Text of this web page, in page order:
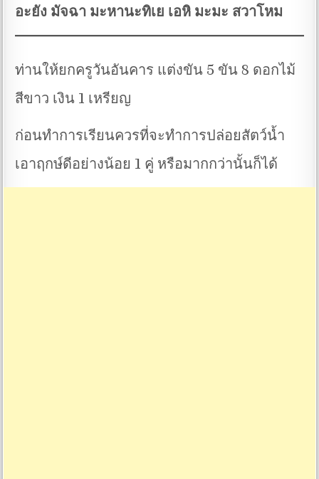
อะยัง มัจฉา มะหานะทิเย เอหิ มะมะ สวาโหม
ท่านให้ยกครูวันอันคาร แต่งขัน 5 ขัน 8 ดอกไม้
สีขาว เงิน 1 เหรียญ
ก่อนทำการเรียนควรที่จะทำการปล่อยสัตว์น้ำ
เอาฤกษ์ดีอย่างน้อย 1 คู่ หรือมากกว่านั้นก็ได้